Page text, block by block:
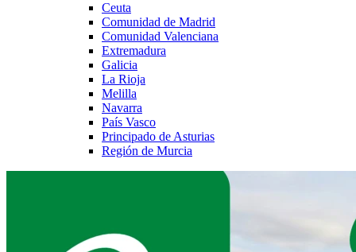
Ceuta
Comunidad de Madrid
Comunidad Valenciana
Extremadura
Galicia
La Rioja
Melilla
Navarra
País Vasco
Principado de Asturias
Región de Murcia